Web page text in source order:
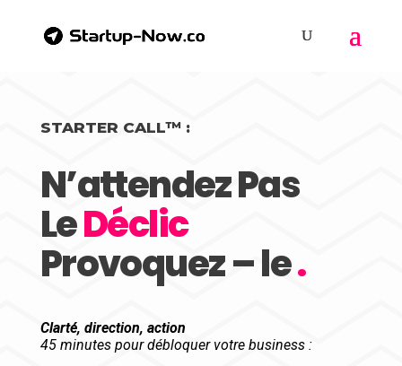
STARTER CALL™ :
N’attendez Pas
LeDéclic
Provoquez – le.
Clarté, direction, action
45 minutes pour débloquer votre business :